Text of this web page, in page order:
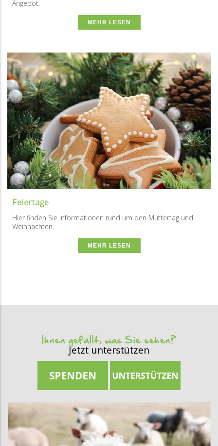
Angebot.
MEHR LESEN
Feiertage
Hier finden Sie Informationen rund um den Muttertag und
Weihnachten.
MEHR LESEN
Ihnen gefällt, was Sie sehen?
Jetzt unterstützen